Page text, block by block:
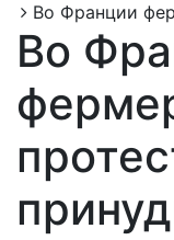
Во Франции
Во